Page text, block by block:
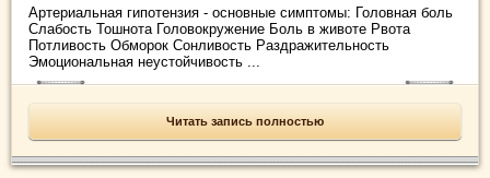
Артериальная гипотензия - основные симптомы: Головная боль
Слабость Тошнота Головокружение Боль в животе Рвота
Потливость Обморок Сонливость Раздражительность
Эмоциональная неустойчивость ...
Читать запись полностью